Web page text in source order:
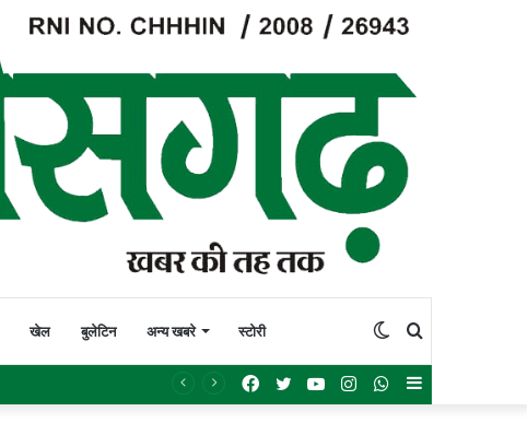
खेल बुलेटिन अन्य खबरे स्टोरी Search
Switch
WhatsApp
Instagram
YouTube
Twitter
Facebook